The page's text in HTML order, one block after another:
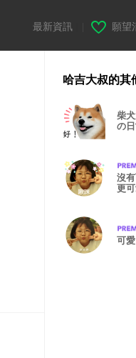
最新資訊 願望
哈吉大叔的其
柴
の
沒
更
可